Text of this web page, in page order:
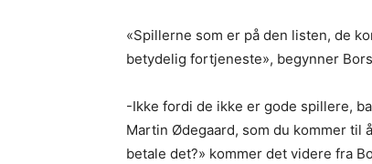
«Spillerne som er på den listen, de
betydelig fortjeneste», begynner
-Ikke fordi de ikke er gode spillere,
Martin Ødegaard, som du kommer til
betale det?» kommer det videre fra